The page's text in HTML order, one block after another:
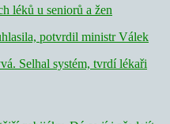
léků u seniorů a žen
potvrdil ministr Válek
Selhal systém, tvrdí lékaři